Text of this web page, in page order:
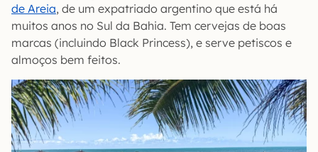
de Areia, de um expatriado argentino que está há
muitos anos no Sul da Bahia. Tem cervejas de boas
marcas (incluindo Black Princess), e serve petiscos e
almoços bem feitos.